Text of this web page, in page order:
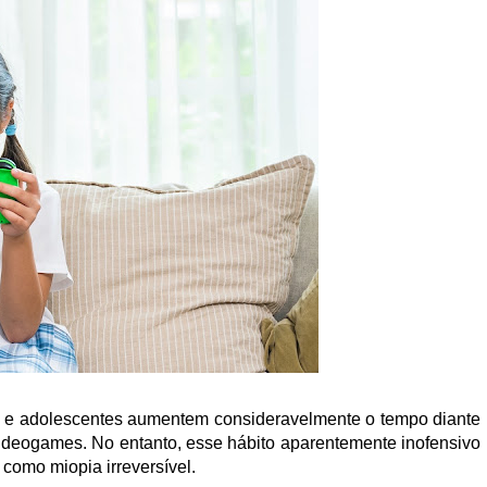
adolescentes aumentem consideravelmente o tempo diante
No entanto, esse hábito aparentemente inofensivo
miopia irreversível.